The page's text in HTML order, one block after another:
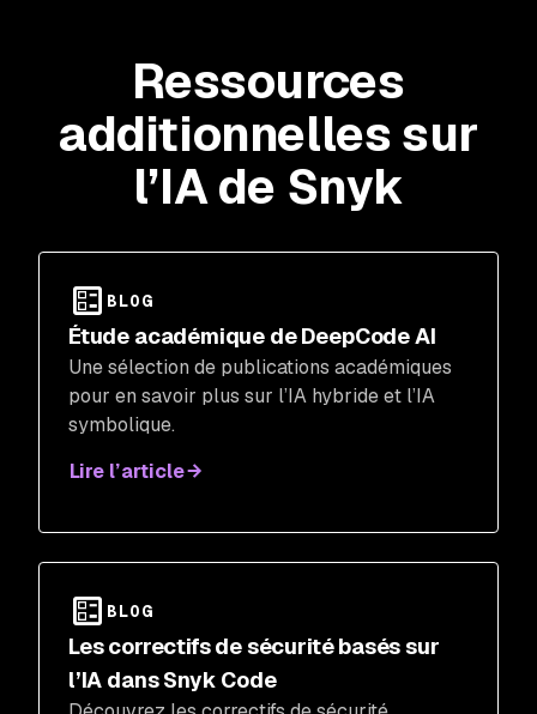
Ressources
additionnelles sur
l’IA de Snyk
BLOG
Étude académique de DeepCode AI
Une sélection de publications académiques
pour en savoir plus sur l’IA hybride et l’IA
symbolique.
Lire l’article
BLOG
Les correctifs de sécurité basés sur
l’IA dans Snyk Code